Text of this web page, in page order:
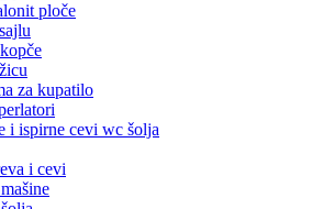
ploče
za kupatilo
i ispirne cevi wc šolja
i cevi